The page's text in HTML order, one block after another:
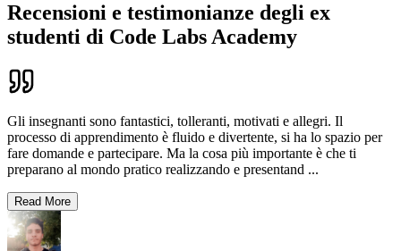
Recensioni e testimonianze degli ex
studenti di Code Labs Academy
Gli insegnanti sono fantastici, tolleranti, motivati e allegri. Il
processo di apprendimento è fluido e divertente, si ha lo spazio per
fare domande e partecipare. Ma la cosa più importante è che ti
preparano al mondo pratico realizzando e presentand ...
Read More